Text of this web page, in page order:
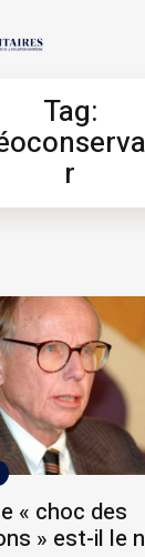
Tag:
r
« choc des
» est-il le